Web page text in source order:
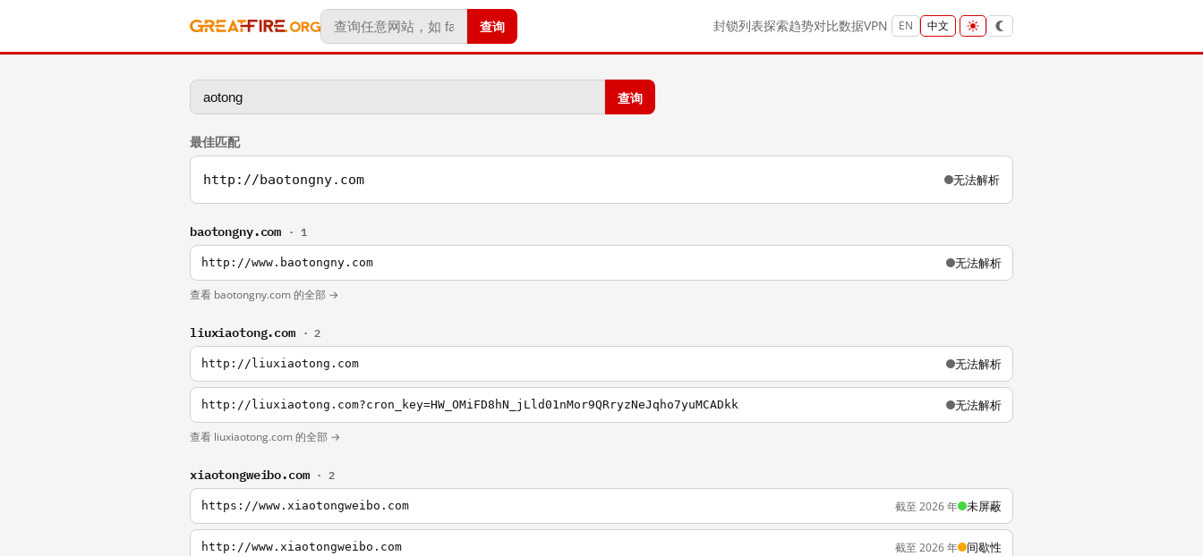
查询 封锁列表探索趋势对比数据VPN EN 中文
查询
最佳匹配
http://baotongny.com 无法解析
baotongny.com · 1
http://www.baotongny.com 无法解析
查看 baotongny.com 的全部 →
liuxiaotong.com · 2
http://liuxiaotong.com 无法解析
http://liuxiaotong.com?cron_key=HW_OMiFD8hN_jLld01nMor9QRryzNeJqho7yuMCADkk 无法解析
查看 liuxiaotong.com 的全部 →
xiaotongweibo.com · 2
https://www.xiaotongweibo.com 截至 2026 年 未屏蔽
http://www.xiaotongweibo.com 截至 2026 年 间歇性